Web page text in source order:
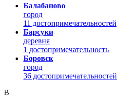
Балабаново
город
11 достопримечательностей
Барсуки
деревня
1 достопримечательность
Боровск
город
36 достопримечательностей
В